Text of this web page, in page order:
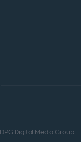
Digital Media Group